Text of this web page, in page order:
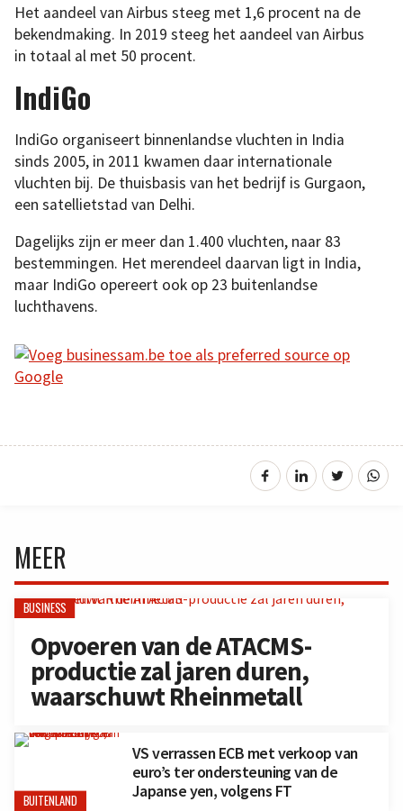
Het aandeel van Airbus steeg met 1,6 procent na de
bekendmaking. In 2019 steeg het aandeel van Airbus
in totaal al met 50 procent.
IndiGo
IndiGo organiseert binnenlandse vluchten in India
sinds 2005, in 2011 kwamen daar internationale
vluchten bij. De thuisbasis van het bedrijf is Gurgaon,
een satellietstad van Delhi.
Dagelijks zijn er meer dan 1.400 vluchten, naar 83
bestemmingen. Het merendeel daarvan ligt in India,
maar IndiGo opereert ook op 23 buitenlandse
luchthavens.
MEER
BUSINESS
Opvoeren van de ATACMS-
productie zal jaren duren,
waarschuwt Rheinmetall
BUITENLAND
VS verrassen ECB met verkoop van
euro’s ter ondersteuning van de
Japanse yen, volgens FT